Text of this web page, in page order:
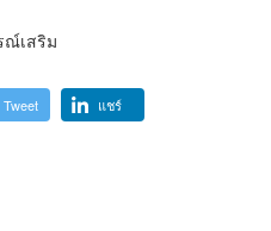
ณ์เสริม
Tweet แชร์